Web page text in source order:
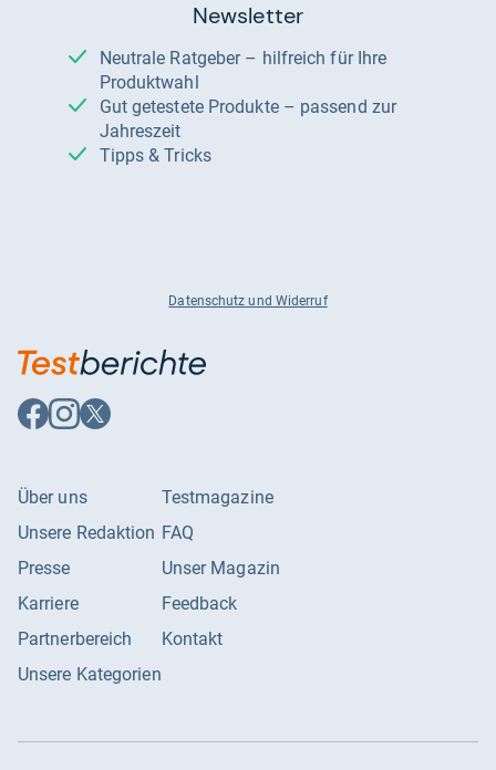
Newsletter
Neutrale Ratgeber – hilfreich für Ihre
Produktwahl
Gut getestete Produkte – passend zur
Jahreszeit
Tipps & Tricks
Datenschutz und Widerruf
Auf
Facebook
Auf
Instagram
Auf
X
Über uns
Unsere Redaktion
Presse
Karriere
Partnerbereich
Unsere Kategorien
Testmagazine
FAQ
Unser Magazin
Feedback
Kontakt